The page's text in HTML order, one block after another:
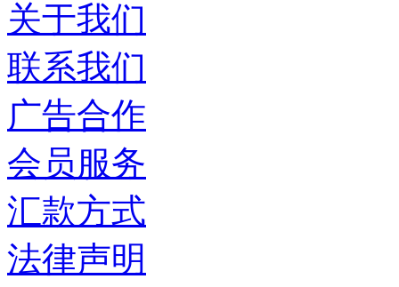
关于我们
联系我们
广告合作
会员服务
汇款方式
法律声明